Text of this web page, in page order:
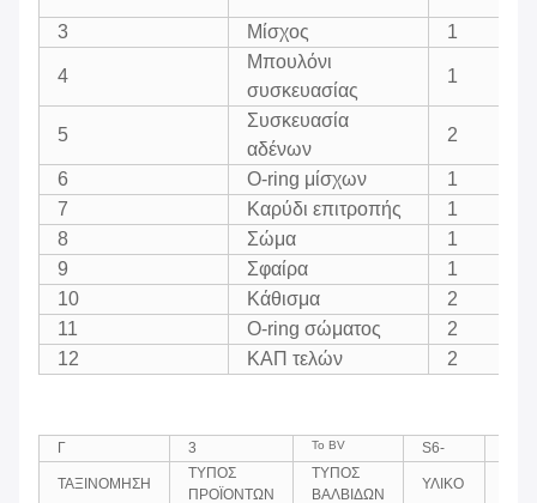
3 Μίσχος 1
4
Μπουλόνι
συσκευασίας
1
5
Συσκευασία
αδένων
2
6 O-ring μίσχων
1
7
Καρύδι επιτροπής
1
8
Σώμα
1
9
Σφαίρα
1
10
Κάθισμα
2
11
O-ring σώματος
2
12
ΚΑΠ τελών 2
Γ 3 Το BV S6-
ΤΑΞΙΝΟΜΗΣΗ
ΤΥΠΟΣ
ΠΡΟΪΟΝΤΩΝ
ΤΥΠΟΣ
ΒΑΛΒΙΔΩΝ
ΥΛΙΚΟ